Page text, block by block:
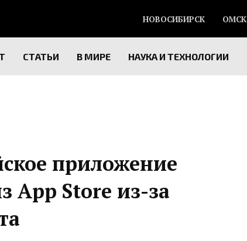
НОВОСИБИРСК ОМСК
СТАТЬИ В МИРЕ НАУКА И ТЕХНОЛОГИИ
приложение
App Store из-за